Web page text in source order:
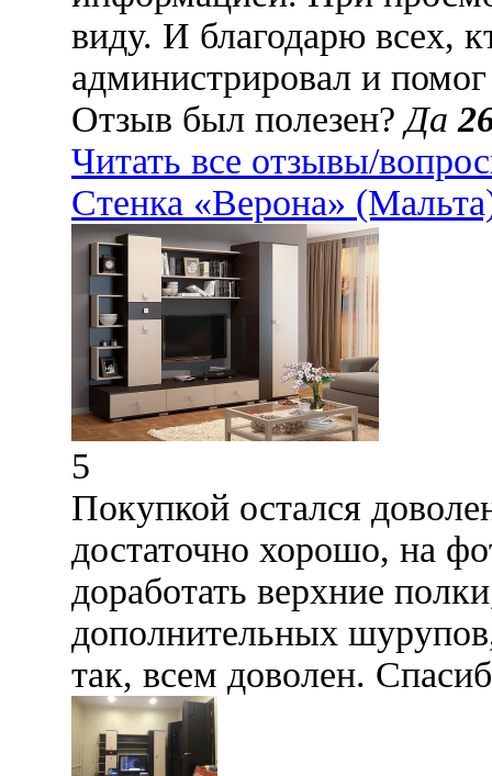
виду. И благодарю всех,
администрировал и
Отзыв был полезен?Да
Читать все отзывы/
Стенка «Верона»
5
Покупкой остался
достаточно хорошо, на
доработать верхние
дополнительных
так, всем доволен.